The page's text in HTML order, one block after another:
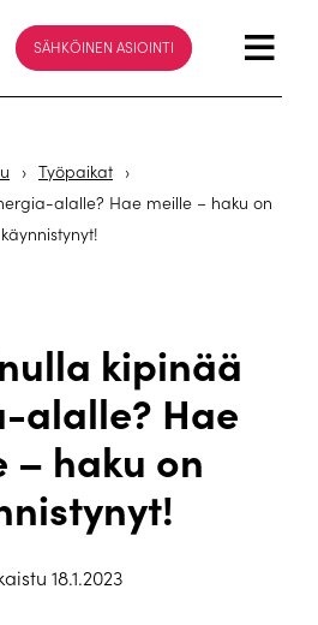
SÄHKÖINEN ASIOINTI
› Työpaikat ›
alalle? Hae meille – haku on
käynnistynyt!
kipinää
alalle? Hae
– haku on
18.1.2023